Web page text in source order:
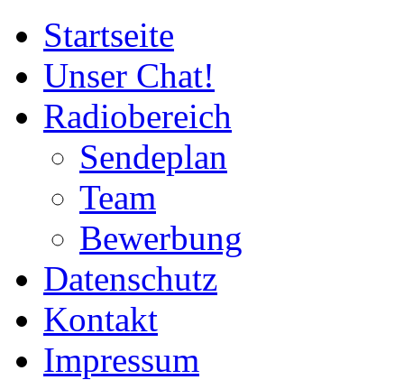
Startseite
Unser Chat!
Radiobereich
Sendeplan
Team
Bewerbung
Datenschutz
Kontakt
Impressum